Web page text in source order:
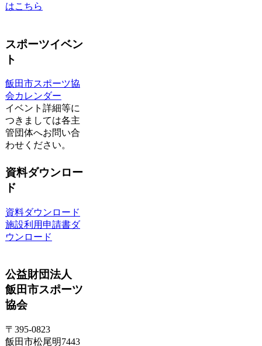
はこちら
スポーツイベン
ト
飯田市スポーツ協
会カレンダー
イベント詳細等に
つきましては各主
管団体へお問い合
わせください。
資料ダウンロー
ド
資料ダウンロード
施設利用申請書ダ
ウンロード
公益財団法人
飯田市スポーツ
協会
〒395-0823
飯田市松尾明7443